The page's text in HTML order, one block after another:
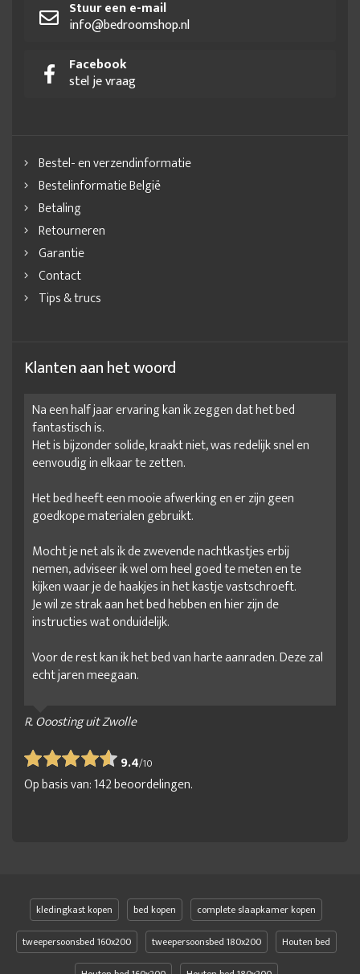
Stuur een e-mail
info@bedroomshop.nl
Facebook
stel je vraag
Bestel- en verzendinformatie
Bestelinformatie België
Betaling
Retourneren
Garantie
Contact
Tips & trucs
Klanten aan het woord
Na een half jaar ervaring kan ik zeggen dat het bed
fantastisch is.
Het is bijzonder solide, kraakt niet, was redelijk snel en
eenvoudig in elkaar te zetten.
Het bed heeft een mooie afwerking en er zijn geen
goedkope materialen gebruikt.
Mocht je net als ik de zwevende nachtkastjes erbij
nemen, adviseer ik wel om heel goed te meten en te
kijken waar je de haakjes in het kastje vastschroeft.
Je wil ze strak aan het bed hebben en hier zijn de
instructies wat onduidelijk.
Voor de rest kan ik het bed van harte aanraden. Deze zal
echt jaren meegaan.
R. Ooosting uit Zwolle
9.4/10
Op basis van:142beoordelingen.
kledingkast kopen bed kopen
complete slaapkamer kopen
tweepersoonsbed 160x200
tweepersoonsbed 180x200
Houten bed